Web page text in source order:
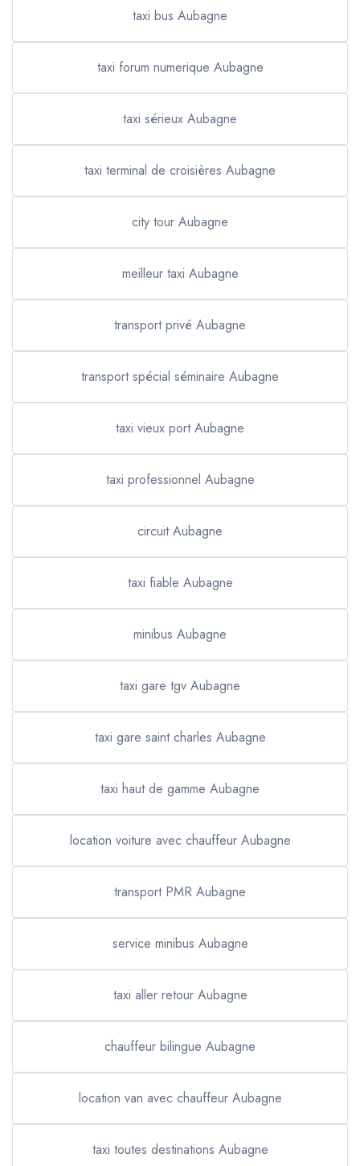
taxi bus Aubagne
taxi forum numerique Aubagne
taxi sérieux Aubagne
taxi terminal de croisières Aubagne
city tour Aubagne
meilleur taxi Aubagne
transport privé Aubagne
transport spécial séminaire Aubagne
taxi vieux port Aubagne
taxi professionnel Aubagne
circuit Aubagne
taxi fiable Aubagne
minibus Aubagne
taxi gare tgv Aubagne
taxi gare saint charles Aubagne
taxi haut de gamme Aubagne
location voiture avec chauffeur Aubagne
transport PMR Aubagne
service minibus Aubagne
taxi aller retour Aubagne
chauffeur bilingue Aubagne
location van avec chauffeur Aubagne
taxi toutes destinations Aubagne